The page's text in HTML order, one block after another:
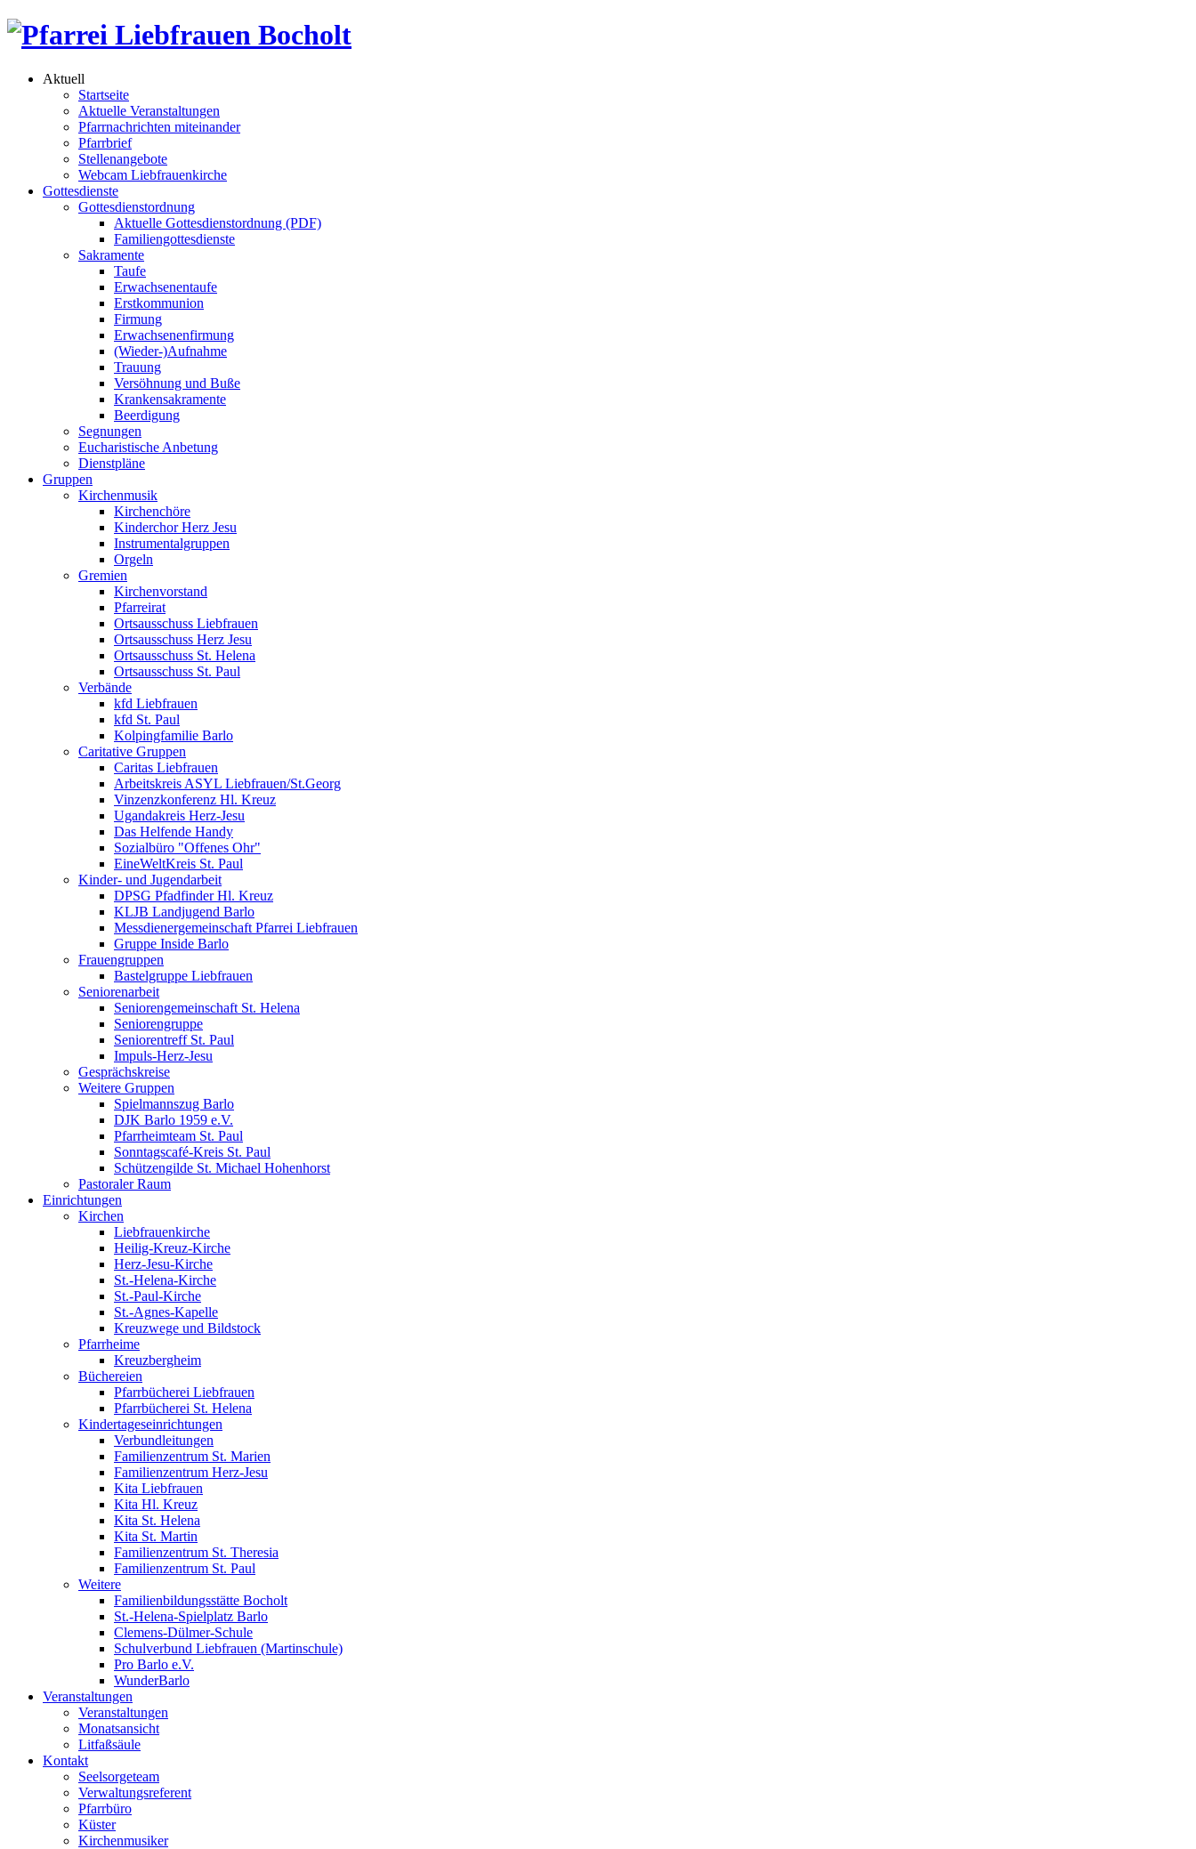
Aktuell
Startseite
Aktuelle Veranstaltungen
Pfarrnachrichten miteinander
Pfarrbrief
Stellenangebote
Webcam Liebfrauenkirche
Gottesdienste
Gottesdienstordnung
Aktuelle Gottesdienstordnung (PDF)
Familiengottesdienste
Sakramente
Taufe
Erwachsenentaufe
Erstkommunion
Firmung
Erwachsenenfirmung
(Wieder-)Aufnahme
Trauung
Versöhnung und Buße
Krankensakramente
Beerdigung
Segnungen
Eucharistische Anbetung
Dienstpläne
Gruppen
Kirchenmusik
Kirchenchöre
Kinderchor Herz Jesu
Instrumentalgruppen
Orgeln
Gremien
Kirchenvorstand
Pfarreirat
Ortsausschuss Liebfrauen
Ortsausschuss Herz Jesu
Ortsausschuss St. Helena
Ortsausschuss St. Paul
Verbände
kfd Liebfrauen
kfd St. Paul
Kolpingfamilie Barlo
Caritative Gruppen
Caritas Liebfrauen
Arbeitskreis ASYL Liebfrauen/St.Georg
Vinzenzkonferenz Hl. Kreuz
Ugandakreis Herz-Jesu
Das Helfende Handy
Sozialbüro "Offenes Ohr"
EineWeltKreis St. Paul
Kinder- und Jugendarbeit
DPSG Pfadfinder Hl. Kreuz
KLJB Landjugend Barlo
Messdienergemeinschaft Pfarrei Liebfrauen
Gruppe Inside Barlo
Frauengruppen
Bastelgruppe Liebfrauen
Seniorenarbeit
Seniorengemeinschaft St. Helena
Seniorengruppe
Seniorentreff St. Paul
Impuls-Herz-Jesu
Gesprächskreise
Weitere Gruppen
Spielmannszug Barlo
DJK Barlo 1959 e.V.
Pfarrheimteam St. Paul
Sonntagscafé-Kreis St. Paul
Schützengilde St. Michael Hohenhorst
Pastoraler Raum
Einrichtungen
Kirchen
Liebfrauenkirche
Heilig-Kreuz-Kirche
Herz-Jesu-Kirche
St.-Helena-Kirche
St.-Paul-Kirche
St.-Agnes-Kapelle
Kreuzwege und Bildstock
Pfarrheime
Kreuzbergheim
Büchereien
Pfarrbücherei Liebfrauen
Pfarrbücherei St. Helena
Kindertageseinrichtungen
Verbundleitungen
Familienzentrum St. Marien
Familienzentrum Herz-Jesu
Kita Liebfrauen
Kita Hl. Kreuz
Kita St. Helena
Kita St. Martin
Familienzentrum St. Theresia
Familienzentrum St. Paul
Weitere
Familienbildungsstätte Bocholt
St.-Helena-Spielplatz Barlo
Clemens-Dülmer-Schule
Schulverbund Liebfrauen (Martinschule)
Pro Barlo e.V.
WunderBarlo
Veranstaltungen
Veranstaltungen
Monatsansicht
Litfaßsäule
Kontakt
Seelsorgeteam
Verwaltungsreferent
Pfarrbüro
Küster
Kirchenmusiker